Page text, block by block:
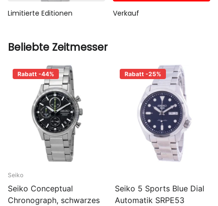
Limitierte Editionen Verkauf
Beliebte Zeitmesser
Rabatt -44%
Seiko
Seiko Conceptual
Chronograph, schwarzes
Rabatt -25%
Seiko 5 Sports Blue Dial
Automatik SRPE53